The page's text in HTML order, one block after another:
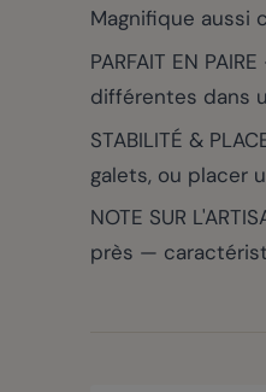
Magnifique aussi
PARFAIT EN
différentes dans
STABILITÉ &
galets, ou placer
NOTE SUR
près —